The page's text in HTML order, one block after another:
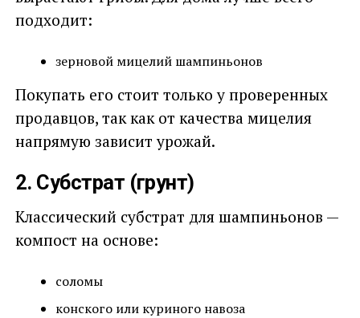
подходит:
зерновой мицелий шампиньонов
Покупать его стоит только у проверенных
продавцов, так как от качества мицелия
напрямую зависит урожай.
2. Субстрат (грунт)
Классический субстрат для шампиньонов —
компост на основе:
соломы
конского или куриного навоза